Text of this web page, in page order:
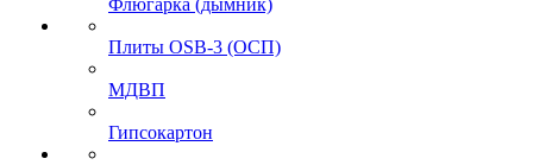
Флюгарка (дымник)
Плиты OSB-3 (ОСП)
МДВП
Гипсокартон